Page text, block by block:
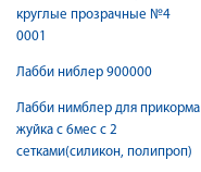
круглые прозрачные №4
0001
Лабби ниблер 900000
Лабби нимблер для прикорма
жуйка с 6мес с 2
сетками(силикон, полипроп)